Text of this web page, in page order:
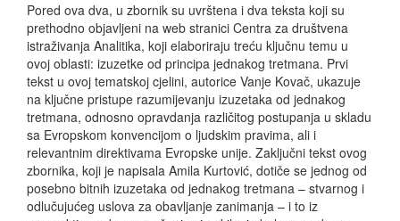
Pored ova dva, u zbornik su uvrštena i dva teksta koji su
prethodno objavljeni na web stranici Centra za društvena
istraživanja Analitika, koji elaboriraju treću ključnu temu u
ovoj oblasti: izuzetke od principa jednakog tretmana. Prvi
tekst u ovoj tematskoj cjelini, autorice Vanje Kovač, ukazuje
na ključne pristupe razumijevanju izuzetaka od jednakog
tretmana, odnosno opravdanja različitog postupanja u skladu
sa Evropskom konvencijom o ljudskim pravima, ali i
relevantnim direktivama Evropske unije. Zaključni tekst ovog
zbornika, koji je napisala Amila Kurtović, dotiče se jednog od
posebno bitnih izuzetaka od jednakog tretmana – stvarnog i
odlučujućeg uslova za obavljanje zanimanja – i to iz